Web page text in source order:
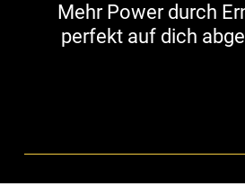
Mehr Power durch
perfekt auf dich